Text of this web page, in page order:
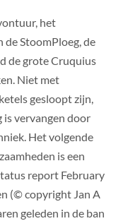
het
de StoomPloeg, de
de grote Cruquius
Niet met
gesloopt zijn,
is vervangen door
Het volgende
is een
report February
(© copyright Jan A
geleden in de ban